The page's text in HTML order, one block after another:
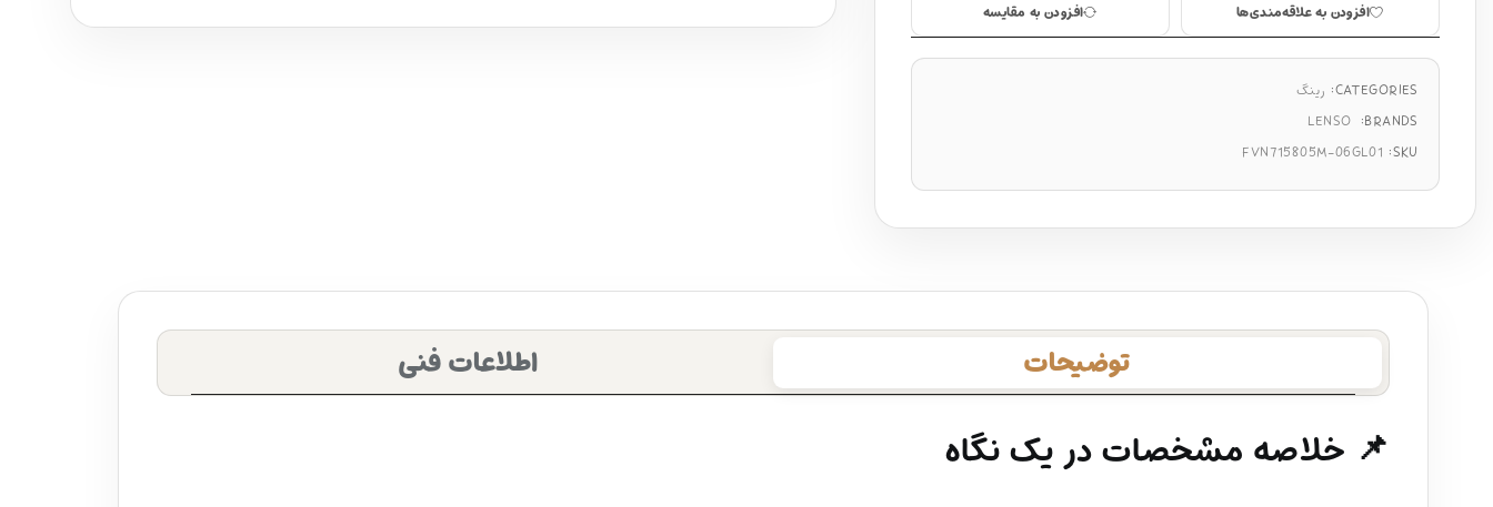
افزودن به علاقه‌مندی‌ها افزودن به مقایسه
CATEGORIES: رینگ
BRANDS:
LENSO
SKU:
FVN715805M-06GL01
توضیحات اطلاعات فنی
📌 خلاصه مشخصات در یک نگاه